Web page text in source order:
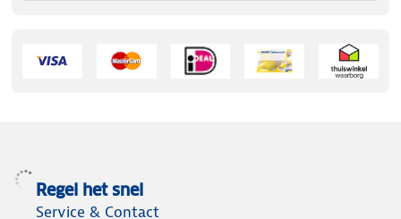
Regel het snel
Service & Contact